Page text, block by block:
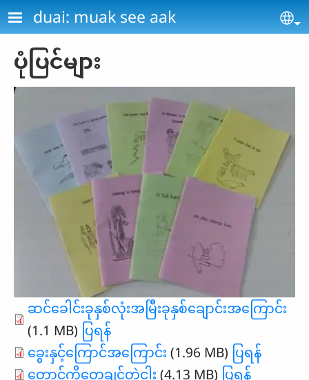
Skip to main content
duai: muak see aak
ပုံပြင်များ
ဆင်ခေါင်းခုနှစ်လုံးအမြီးခုနှစ်ချောင်းအကြောင်း
(1.1 MB) ပြရန်
ခွေးနှင့်ကြောင်အကြောင်း (1.96 MB) ပြရန်
တောင်ကိုတွေ့ချင်တဲ့ငါး (4.13 MB) ပြရန်